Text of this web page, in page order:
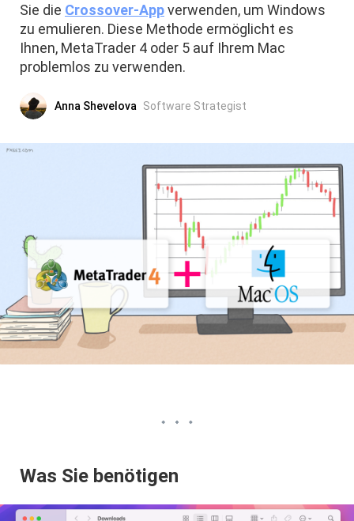
Sie die Crossover-Appverwenden, um Windows
zu emulieren. Diese Methode ermöglicht es
Ihnen, MetaTrader 4 oder 5 auf Ihrem Mac
problemlos zu verwenden.
Anna Shevelova Software Strategist
Was Sie benötigen